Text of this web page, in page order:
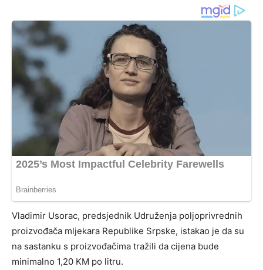
Vladimir Usorac, predsjednik Udruženja poljoprivrednih
proizvođača mljekara Republike Srpske, istakao je da su
na sastanku s proizvođačima tražili da cijena bude
minimalno 1,20 KM po litru.